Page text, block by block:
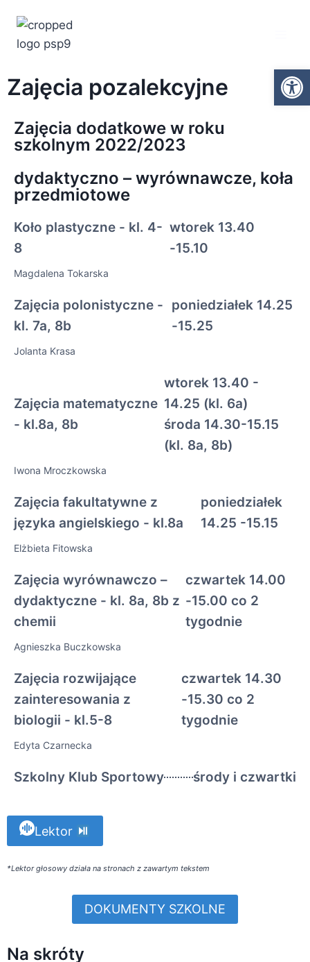
Zajęcia pozalekcyjne
Zajęcia dodatkowe w roku
szkolnym 2022/2023
dydaktyczno – wyrównawcze, koła
przedmiotowe
Koło plastyczne - kl. 4-
8
wtorek 13.40
-15.10
Magdalena Tokarska
Zajęcia polonistyczne -
kl. 7a, 8b
poniedziałek 14.25
-15.25
Jolanta Krasa
Zajęcia matematyczne
- kl.8a, 8b
wtorek 13.40 -
14.25 (kl. 6a)
środa 14.30-15.15
(kl. 8a, 8b)
Iwona Mroczkowska
Zajęcia fakultatywne z
języka angielskiego - kl.8a
poniedziałek
14.25 -15.15
Elżbieta Fitowska
Zajęcia wyrównawczo –
dydaktyczne - kl. 8a, 8b z
chemii
czwartek 14.00
-15.00 co 2
tygodnie
Agnieszka Buczkowska
Zajęcia rozwijające
zainteresowania z
biologii - kl.5-8
czwartek 14.30
-15.30 co 2
tygodnie
Edyta Czarnecka
Szkolny Klub Sportowy środy i czwartki
Lektor
*Lektor głosowy działa na stronach z zawartym tekstem
DOKUMENTY SZKOLNE
Na skróty